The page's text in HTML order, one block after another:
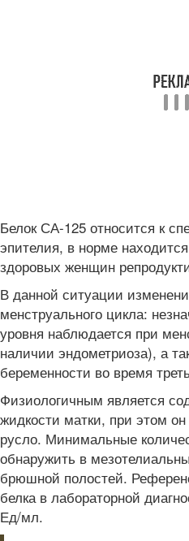
Белок СА-125 относится к
эпителия, в норме
здоровых женщин
В данной ситуации
менструального цикла:
уровня наблюдается при
наличии эндометриоза), а
беременности во время
Физиологичным является
жидкости матки, при этом он
русло. Минимальные
обнаружить в
брюшной полостей.
белка в лабораторной
Ед/мл.